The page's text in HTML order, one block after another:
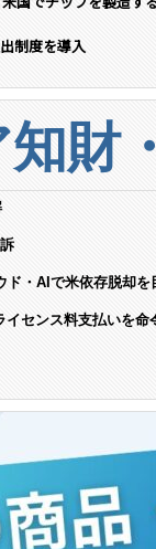
制度を導入
財
訴
・AIで米依存脱却を
イセンス料支払いを命